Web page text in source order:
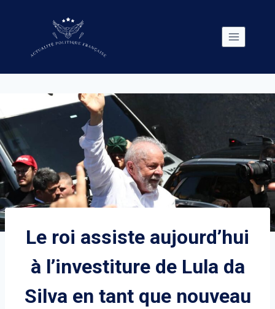
Le roi assiste aujourd’hui
à l’investiture de Lula da
Silva en tant que nouveau